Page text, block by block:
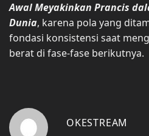
Awal Meyakinkan Prancis
Dunia, karena pola yang
fondasi konsistensi saat
berat di fase-fase berikutnya.
OKESTREAM